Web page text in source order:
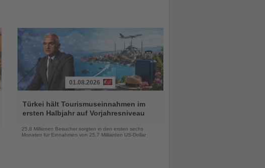
Sie
die
01.08.2026
Türkei hält Tourismuseinnahmen im
ersten Halbjahr auf Vorjahresniveau
25,8 Millionen Besucher sorgten in den ersten sechs
Monaten für Einnahmen von 25,7 Milliarden US-Dollar